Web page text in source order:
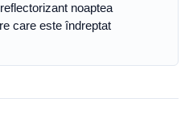
noaptea
care este îndreptat